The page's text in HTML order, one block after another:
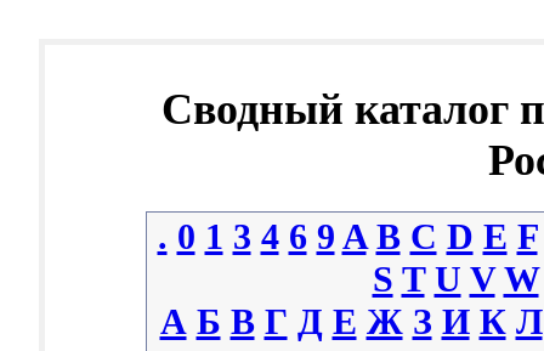
Сводный каталог
. 0 1 3 4 6 9 A B C D E F
S T U V W
А Б В Г Д Е Ж З И К Л